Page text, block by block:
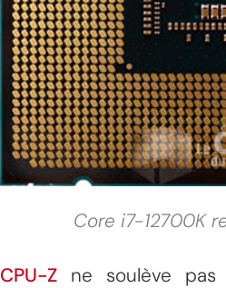
Core i7-12700K
CPU-Z ne soulève